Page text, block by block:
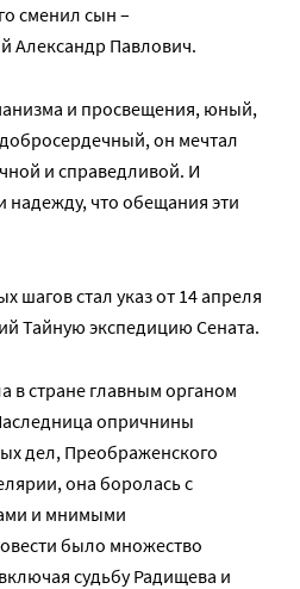
сменил сын –
Александр Павлович.
и просвещения, юный,
он мечтал
и справедливой. И
надежду, что обещания эти
шагов стал указ от 14 апреля
Тайную экспедицию Сената.
в стране главным органом
опричнины
дел, Преображенского
она боролась с
и мнимыми
было множество
судьбу Радищева и